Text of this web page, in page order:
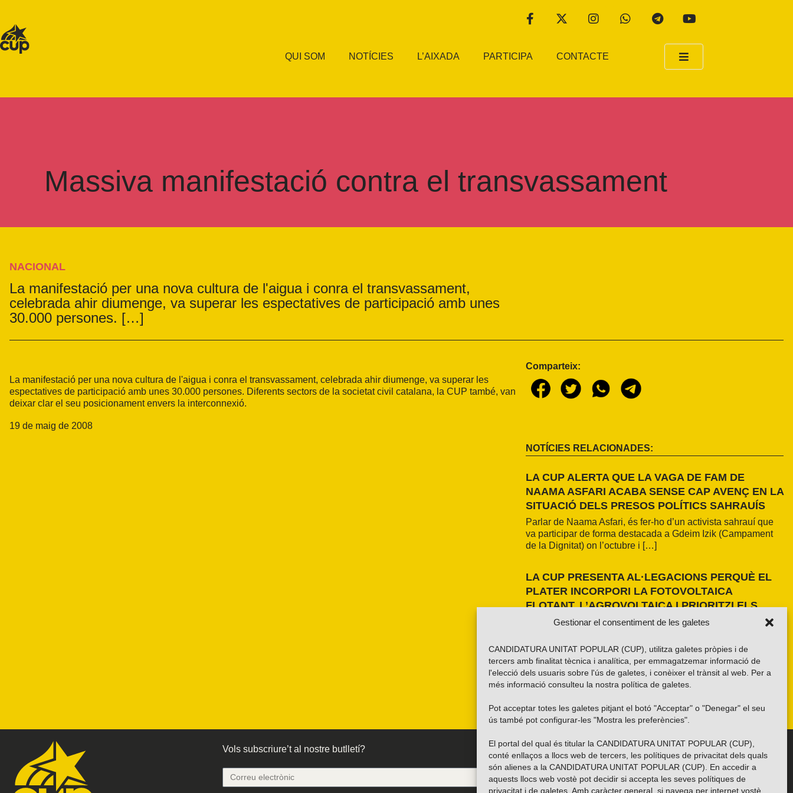
Gestionar el consentiment de les galetes
CANDIDATURA UNITAT POPULAR (CUP), utilitza galetes pròpies i de
tercers amb finalitat tècnica i analítica, per emmagatzemar informació de
l'elecció dels usuaris sobre l'ús de galetes, i conèixer el trànsit al web. Per a
més informació consulteu la nostra política de galetes
Pot acceptar totes les galetes pitjant el botó "Acceptar" o "Denegar" el seu
ús també pot configurar-les "Mostra les preferències".
El portal del qual és titular la CANDIDATURA UNITAT POPULAR (CUP),
conté enllaços a llocs web de tercers, les polítiques de privacitat dels quals
són alienes a la CANDIDATURA UNITAT POPULAR (CUP). En accedir a
aquests llocs web vostè pot decidir si accepta les seves polítiques de
privacitat i de galetes. Amb caràcter general, si navega per internet vostè
QUI SOM NOTÍCIES L’AIXADA PARTICIPA CONTACTE
Massiva manifestació contra el transvassament
NACIONAL
La manifestació per una nova cultura de l'aigua i conra el transvassament,
celebrada ahir diumenge, va superar les espectatives de participació amb unes
30.000 persones. […]
La manifestació per una nova cultura de l'aigua i conra el transvassament, celebrada ahir diumenge, va superar les
espectatives de participació amb unes 30.000 persones. Diferents sectors de la societat civil catalana, la CUP també, van
deixar clar el seu posicionament envers la interconnexió.
19 de maig de 2008
Comparteix:
NOTÍCIES RELACIONADES:
LA CUP ALERTA QUE LA VAGA DE FAM DE
NAAMA ASFARI ACABA SENSE CAP AVENÇ EN LA
SITUACIÓ DELS PRESOS POLÍTICS SAHRAUÍS
Parlar de Naama Asfari, és fer-ho d’un activista sahrauí que
va participar de forma destacada a Gdeim Izik (Campament
de la Dignitat) on l’octubre i […]
LA CUP PRESENTA AL·LEGACIONS PERQUÈ EL
PLATER INCORPORI LA FOTOVOLTAICA
FLOTANT, L’AGROVOLTAICA I PRIORITZI ELS
ESPAIS ANTROPITZATS
al PLATER d’àmbit nacional. La primera, amb una proposta
pròpia basada en els resultats de l’estudi fet a la demarcació
de Girona i amb la voluntat d’estendre’n els criteris a tot el
país. La segona, impulsada per la Xarxa per una Transició
Vols subscriure’t al nostre butlletí? Troba’ns a les xarxes socials